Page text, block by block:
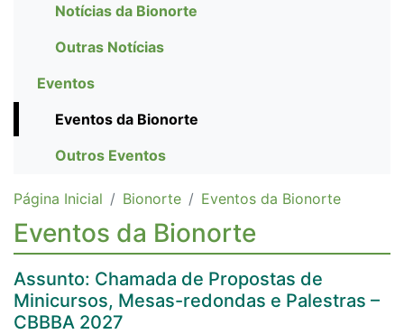
Notícias da Bionorte
Outras Notícias
Eventos
Eventos da Bionorte
Outros Eventos
Página Inicial Bionorte Eventos da Bionorte
Eventos da Bionorte
Assunto: Chamada de Propostas de
Minicursos, Mesas-redondas e Palestras –
CBBBA 2027